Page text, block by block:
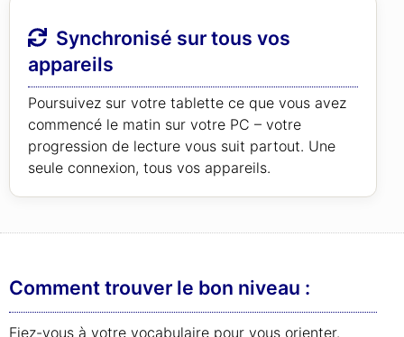
Synchronisé sur tous vos
appareils
Poursuivez sur votre tablette ce que vous avez
commencé le matin sur votre PC – votre
progression de lecture vous suit partout. Une
seule connexion, tous vos appareils.
Comment trouver le bon niveau :
Fiez-vous à votre vocabulaire pour vous orienter.